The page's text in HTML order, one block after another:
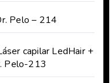
Pelo – 214
capilar LedHair +
Pelo-213